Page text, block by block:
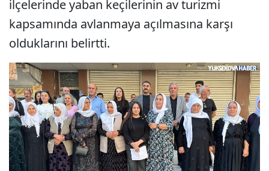
ilçelerinde yaban keçilerinin av turizmi
kapsamında avlanmaya açılmasına karşı
olduklarını belirtti.